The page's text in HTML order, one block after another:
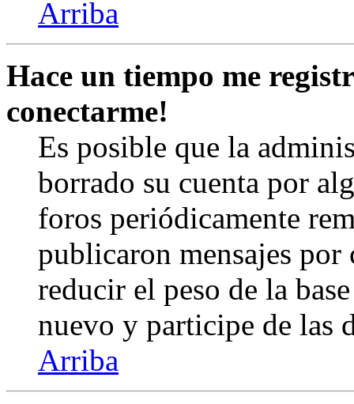
Arriba
Hace un tiempo me
conectarme!
Es posible que la
borrado su cuenta por
foros periódicamente
publicaron mensajes
reducir el peso de la
nuevo y participe de las
Arriba